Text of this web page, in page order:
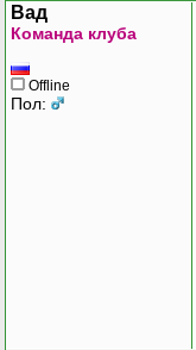
Вад
Команда клуба
Offline
Пол: